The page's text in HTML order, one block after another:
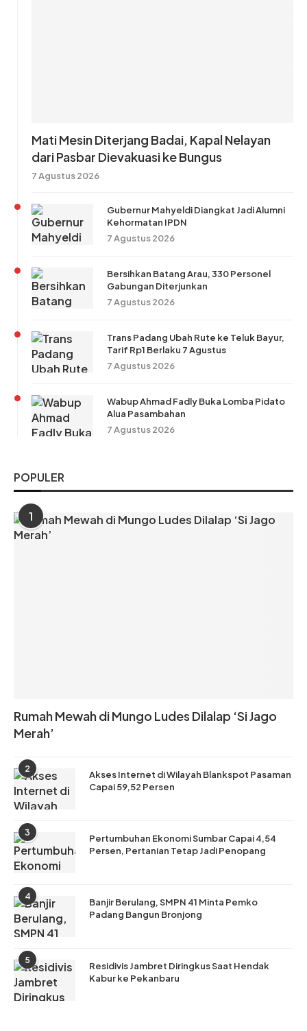
Mati Mesin Diterjang Badai, Kapal Nelayan
dari Pasbar Dievakuasi ke Bungus
7 Agustus 2026
Gubernur Mahyeldi Diangkat Jadi Alumni
Kehormatan IPDN
7 Agustus 2026
Bersihkan Batang Arau, 330 Personel
Gabungan Diterjunkan
7 Agustus 2026
Trans Padang Ubah Rute ke Teluk Bayur,
Tarif Rp1 Berlaku 7 Agustus
7 Agustus 2026
Wabup Ahmad Fadly Buka Lomba Pidato
Alua Pasambahan
7 Agustus 2026
POPULER
1
Rumah Mewah di Mungo Ludes Dilalap ‘Si Jago
Merah’
2
Akses Internet di Wilayah Blankspot Pasaman
Capai 59,52 Persen
3
Pertumbuhan Ekonomi Sumbar Capai 4,54
Persen, Pertanian Tetap Jadi Penopang
4
Banjir Berulang, SMPN 41 Minta Pemko
Padang Bangun Bronjong
5
Residivis Jambret Diringkus Saat Hendak
Kabur ke Pekanbaru